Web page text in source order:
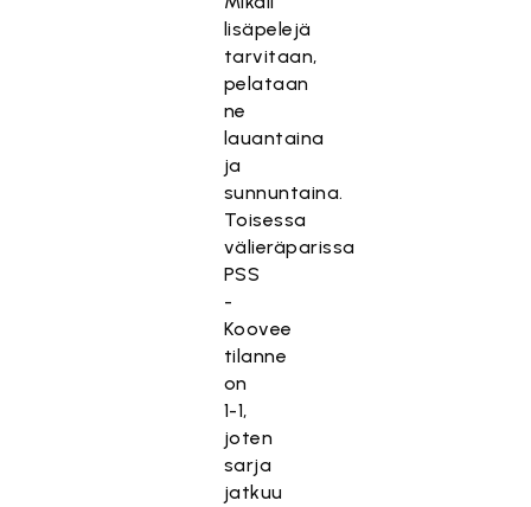
lisäpelejä
tarvitaan,
pelataan
ne
lauantaina
ja
sunnuntaina.
Toisessa
välieräparissa
PSS
-
Koovee
tilanne
on
1-1,
joten
sarja
jatkuu